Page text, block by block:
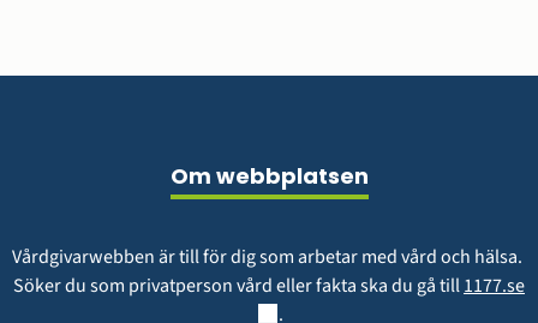
Om webbplatsen
Vårdgivarwebben är till för dig som arbetar med vård och hälsa.
Söker du som privatperson vård eller fakta ska du gå till 1177.se
.